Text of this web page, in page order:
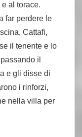
al torace.
far perdere le
Cattafi,
il tenente e lo
il
e gli disse di
i rinforzi,
nella villa per